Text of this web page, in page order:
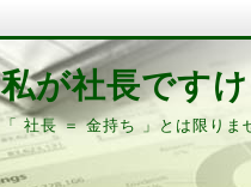
私が社長です
「 社長 ＝ 金持ち 」とは限りま